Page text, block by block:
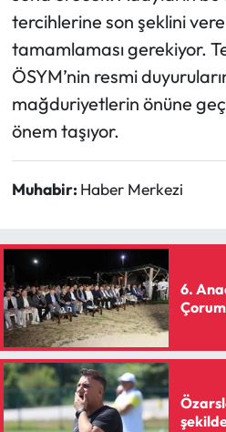
tercihlerine son şeklini
tamamlaması gerekiyor.
ÖSYM’nin resmi
mağduriyetlerin önüne
önem taşıyor.
Muhabir: Haber Merkezi
6.